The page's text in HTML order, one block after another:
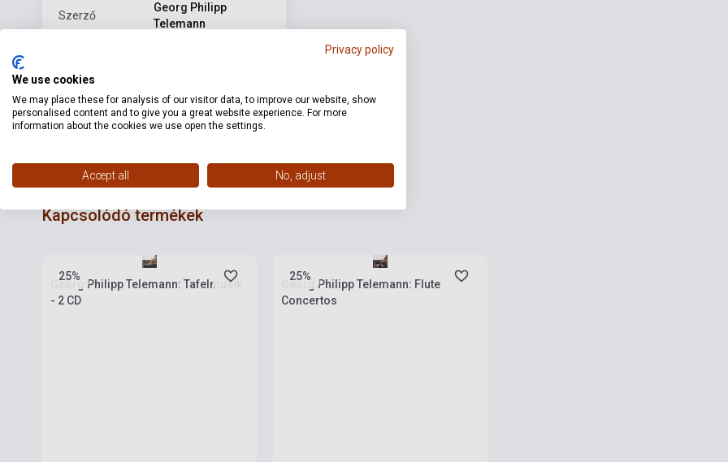
Szerző
Georg Philipp
Telemann
Kiadási év
Formátum CD
Kapcsolódó termékek
25%
Georg Philipp Telemann: Tafelmusik
- 2 CD
25%
Georg Philipp Telemann: Flute
Concertos
Privacy policy
We use cookies
We may place these for analysis of our visitor data, to improve our website, show
personalised content and to give you a great website experience. For more
information about the cookies we use open the settings.
Accept all No, adjust